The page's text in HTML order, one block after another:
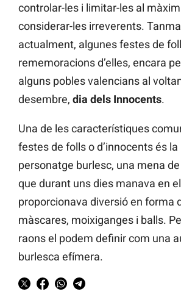
controlar-les i limitar-les al
considerar-les irreverents.
actualment, algunes festes de
rememoracions d’elles, encara
alguns pobles valencians al
desembre, dia dels Innocents.
Una de les característiques
festes de folls o d’innocents és la
personatge burlesc, una mena
que durant uns dies manava en
proporcionava diversió en forma
màscares, moixiganges i balls.
raons el podem definir com una
burlesca efímera.